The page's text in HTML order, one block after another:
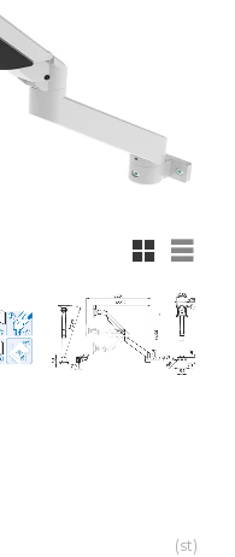
Rutnätsvy
Listvy
st